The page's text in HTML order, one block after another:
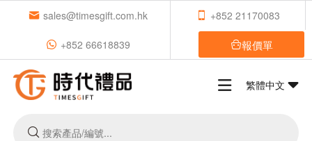
sales@timesgift.com.hk +852 21170083
+852 66618839 報價單
繁體中文